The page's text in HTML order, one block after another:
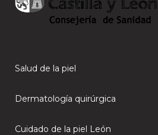
Salud de la piel
Dermatología quirúrgica
Cuidado de la piel León